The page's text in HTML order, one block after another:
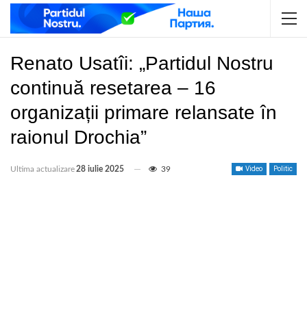
Renato Usatîi: „Partidul Nostru
continuă resetarea – 16
organizații primare relansate în
raionul Drochia”
Video Politic
Ultima actualizare28 iulie 2025 39